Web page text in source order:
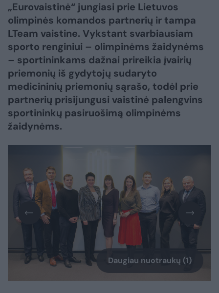
„Eurovaistinė“ jungiasi prie Lietuvos
olimpinės komandos partnerių ir tampa
LTeam vaistine. Vykstant svarbiausiam
sporto renginiui – olimpinėms žaidynėms
– sportininkams dažnai prireikia įvairių
priemonių iš gydytojų sudaryto
medicininių priemonių sąrašo, todėl prie
partnerių prisijungusi vaistinė palengvins
sportininkų pasiruošimą olimpinėms
žaidynėms.
Daugiau nuotraukų (1)